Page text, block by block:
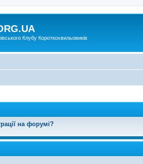
Клубу Короткохвильовиків
на форумі?